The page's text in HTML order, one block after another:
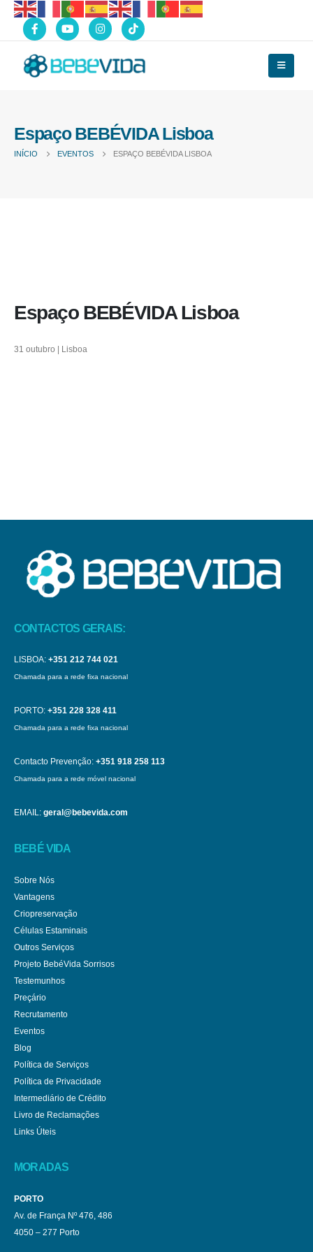
Espaço BEBÉVIDA Lisboa
INÍCIO EVENTOS ESPAÇO BEBÉVIDA LISBOA
Espaço BEBÉVIDA Lisboa
31 outubro | Lisboa
CONTACTOS GERAIS:
LISBOA: +351 212 744 021
Chamada para a rede fixa nacional
PORTO: +351 228 328 411
Chamada para a rede fixa nacional
Contacto Prevenção: +351 918 258 113
Chamada para a rede móvel nacional
EMAIL: geral@bebevida.com
BEBÉ VIDA
Sobre Nós
Vantagens
Criopreservação
Células Estaminais
Outros Serviços
Projeto BebéVida Sorrisos
Testemunhos
Preçário
Recrutamento
Eventos
Blog
Política de Serviços
Política de Privacidade
Intermediário de Crédito
Livro de Reclamações
Links Úteis
MORADAS
PORTO
Av. de França Nº 476, 486
4050 – 277 Porto